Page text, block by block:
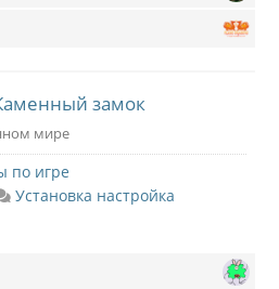
замок
мире
по игре
Установка настройка